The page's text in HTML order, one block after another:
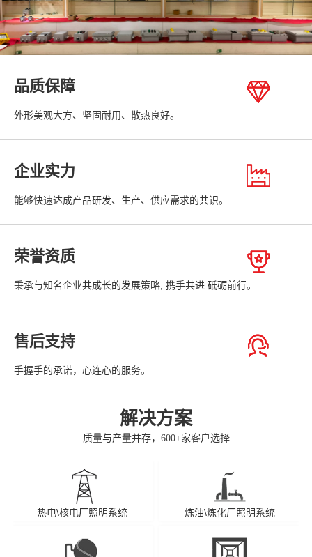
品质保障
外形美观大方、坚固耐用、散热良好。
企业实力
能够快速达成产品研发、生产、供应需求的共识。
荣誉资质
秉承与知名企业共成长的发展策略, 携手共进 砥砺前行。
售后支持
手握手的承诺，心连心的服务。
解决方案
质量与产量并存，600+家客户选择
热电\核电厂照明系统 炼油\炼化厂照明系统